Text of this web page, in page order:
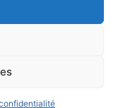
jhb.net
Rights Reserved |